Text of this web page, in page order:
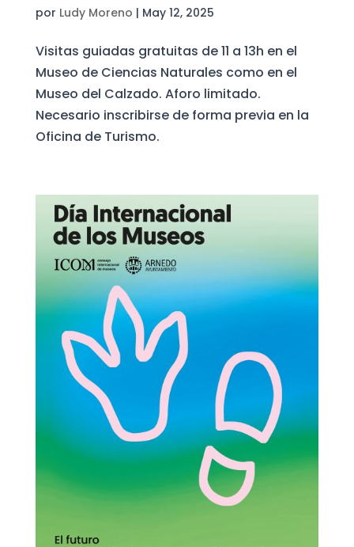
por Ludy Moreno | May 12, 2025
Visitas guiadas gratuitas de 11 a 13h en el
Museo de Ciencias Naturales como en el
Museo del Calzado. Aforo limitado.
Necesario inscribirse de forma previa en la
Oficina de Turismo.